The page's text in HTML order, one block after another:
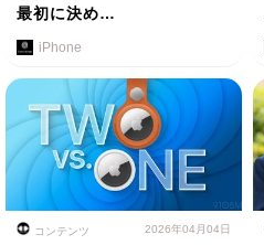
最初に決め…
iPhone
コンテンツ 2026年04月04日